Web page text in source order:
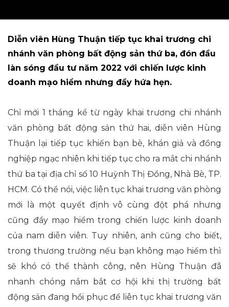
Diễn viên Hùng Thuận tiếp tục khai trương chi
nhánh văn phòng bất động sản thứ ba, đón đầu
làn sóng đầu tư năm 2022 với chiến lược kinh
doanh mạo hiểm nhưng đầy hứa hẹn.
Chỉ mới 1 tháng kể từ ngày khai trương chi nhánh
văn phòng bất động sản thứ hai, diễn viên Hùng
Thuận lại tiếp tục khiến bạn bè, khán giả và đồng
nghiệp ngạc nhiên khi tiếp tục cho ra mắt chi nhánh
thứ ba tại địa chỉ số 10 Huỳnh Thị Đồng, Nhà Bè, TP.
HCM. Có thể nói, việc liên tục khai trương văn phòng
mới là một quyết định vô cùng đột phá nhưng
cũng đầy mạo hiểm trong chiến lược kinh doanh
của nam diễn viên. Tuy nhiên, anh cũng cho biết,
trong thương trường nếu bạn không mạo hiểm thì
sẽ khó có thể thành công, nên Hùng Thuận đã
nhanh chóng nắm bắt cơ hội khi thị trường bất
động sản đang hồi phục để liên tục khai trương văn